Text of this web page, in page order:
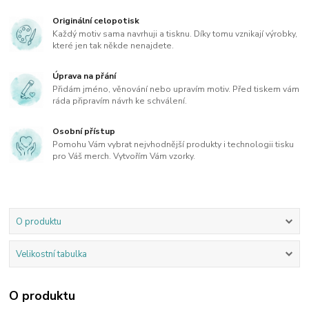
Originální celopotisk
Každý motiv sama navrhuji a tisknu. Díky tomu vznikají výrobky,
které jen tak někde nenajdete.
Úprava na přání
Přidám jméno, věnování nebo upravím motiv. Před tiskem vám
ráda připravím návrh ke schválení.
Osobní přístup
Pomohu Vám vybrat nejvhodnější produkty i technologii tisku
pro Váš merch. Vytvořím Vám vzorky.
O produktu
Velikostní tabulka
O produktu